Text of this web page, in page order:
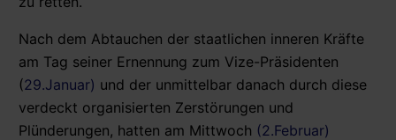
Nach dem Abtauchen der staatlichen inneren Kräfte
am Tag seiner Ernennung zum Vize-Präsidenten
(29.Januar) und der unmittelbar danach durch diese
verdeckt organisierten Zerstörungen und
Plünderungen, hatten am Mittwoch (2.Februar)